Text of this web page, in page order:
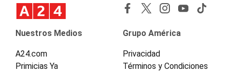
Nuestros Medios
A24.com
Primicias Ya
Grupo América
Privacidad
Términos y Condiciones